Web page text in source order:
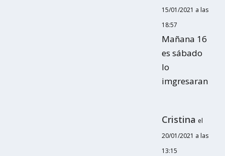
15/01/2021 a las
18:57
Mañana 16
es sábado
lo
imgresaran
Cristina el
20/01/2021 a las
13:15